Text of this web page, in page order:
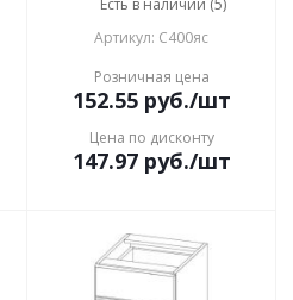
Есть в наличии (5)
Артикул: С400яс
Розничная цена
152.55руб./шт
Цена по дисконту
147.97руб./шт